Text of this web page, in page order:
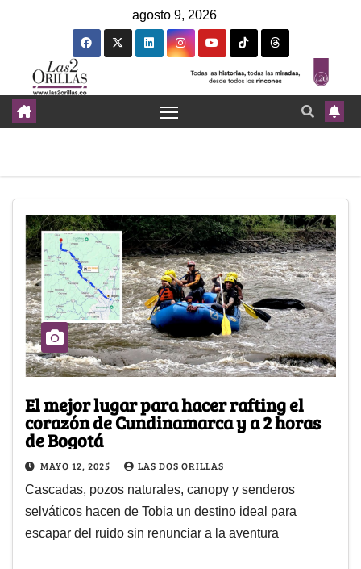
agosto 9, 2026
El mejor lugar para hacer rafting el
corazón de Cundinamarca y a 2 horas
de Bogotá
MAYO 12, 2025 LAS DOS ORILLAS
Cascadas, pozos naturales, canopy y senderos
selváticos hacen de Tobia un destino ideal para
escapar del ruido sin renunciar a la aventura